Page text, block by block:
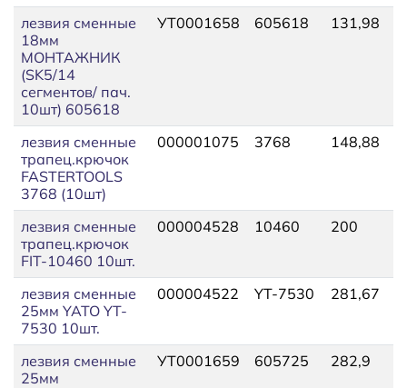
лезвия сменные
18мм
МОНТАЖНИК
(SK5/14
сегментов/ пач.
10шт) 605618
УТ0001658 605618 131,98
лезвия сменные
трапец.крючок
FASTERTOOLS
3768 (10шт)
000001075 3768 148,88
лезвия сменные
трапец.крючок
FIT-10460 10шт.
000004528 10460 200
лезвия сменные
25мм YATO YT-
7530 10шт.
000004522 YT-7530 281,67
лезвия сменные
25мм
УТ0001659 605725 282,9